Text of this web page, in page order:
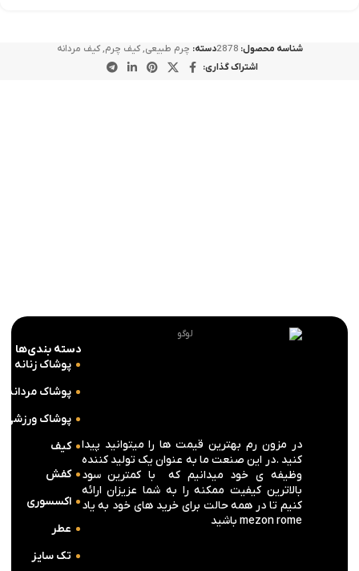
شناسه محصول: 2878دسته: چرم طبیعی, کیف چرم, کیف مردانه
اشتراک گذاری:
در مزون رم بهترین قیمت ها را میتوانید پیدا
کنید .در این صنعت ما به عنوان یک تولید کننده
وظیفه ی خود میدانیم که با کمترین سود
بالاترین کیفیت ممکنه را به شما عزیزان ارائه
کنیم تا در همه حالت برای خرید های خود به یاد
mezon rome باشید
دسته بندی‌ها
پوشاک زنانه
پوشاک مردانه
پوشاک ورزشی
کیف
کفش
اکسسوری
عطر
تک سایز